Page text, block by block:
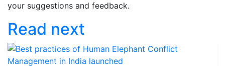
your suggestions and feedback.
Read next